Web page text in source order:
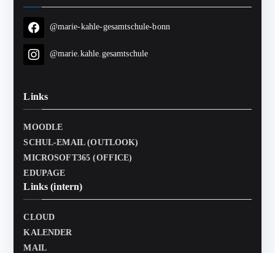
@marie-kahle-gesamtschule-bonn
@marie.kahle.gesamtschule
Links
MOODLE
SCHUL-EMAIL (OUTLOOK)
MICROSOFT365 (OFFICE)
EDUPAGE
Links (intern)
CLOUD
KALENDER
MAIL